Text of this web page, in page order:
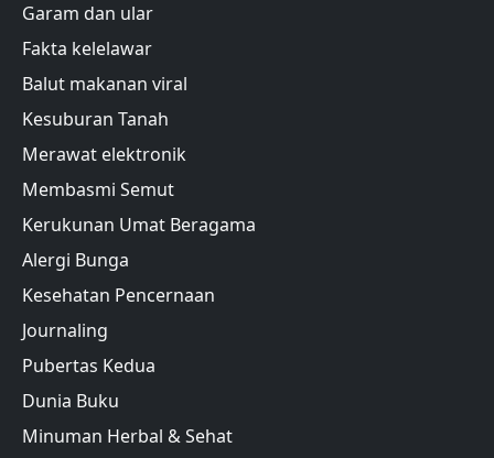
Garam dan ular
Fakta kelelawar
Balut makanan viral
Kesuburan Tanah
Merawat elektronik
Membasmi Semut
Kerukunan Umat Beragama
Alergi Bunga
Kesehatan Pencernaan
Journaling
Pubertas Kedua
Dunia Buku
Minuman Herbal & Sehat